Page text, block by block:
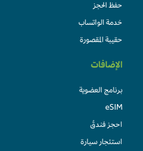
حفظ الحجز
خدمة الواتساب
حقيبة المقصورة
الإضافات
برنامج العضوية
eSIM
احجز فندقً
استئجار سيارة